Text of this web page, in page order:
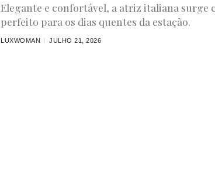
Elegante e confortável, a atriz italiana surge
perfeito para os dias quentes da estação.
LUXWOMAN JULHO 21, 2026